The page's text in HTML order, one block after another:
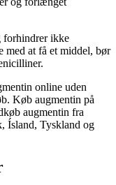
ikke
med at få et middel, bør
online uden
Køb augmentin på
augmentin fra
Ísland, Tyskland og